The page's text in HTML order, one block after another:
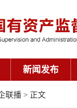
新闻发布
联播 > 正文